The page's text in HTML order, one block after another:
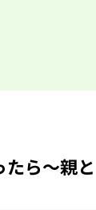
ら〜親